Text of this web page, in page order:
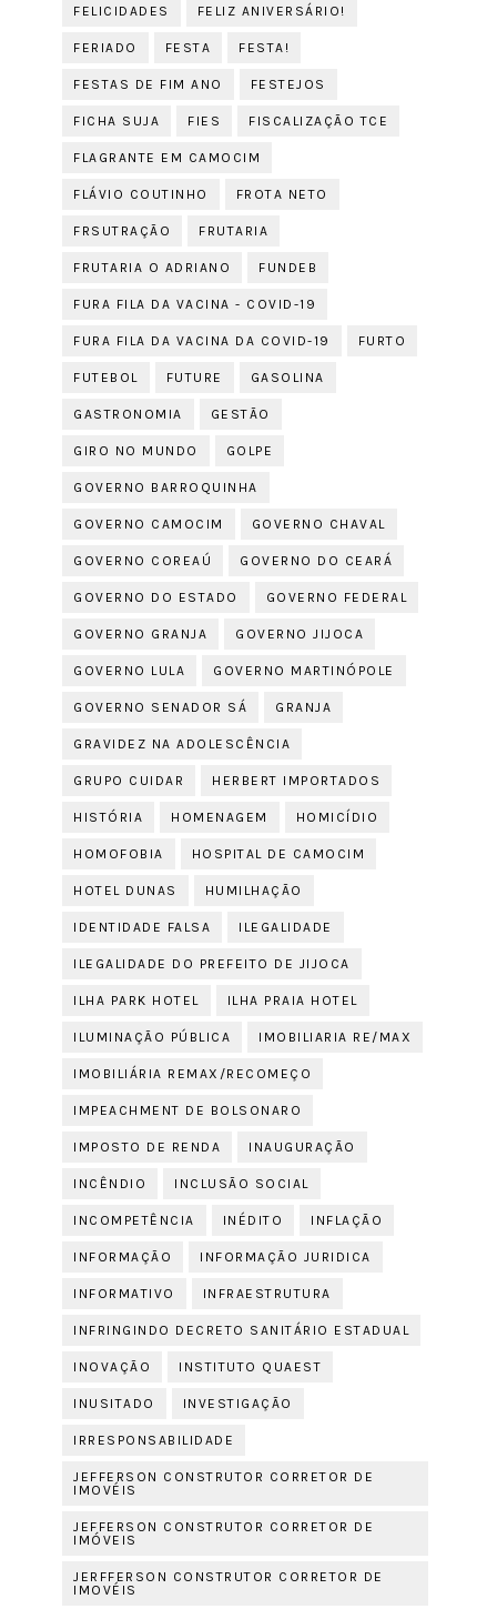
FELICIDADES FELIZ ANIVERSÁRIO!
FERIADO FESTA FESTA!
FESTAS DE FIM ANO FESTEJOS
FICHA SUJA FIES FISCALIZAÇÃO TCE
FLAGRANTE EM CAMOCIM
FLÁVIO COUTINHO FROTA NETO
FRSUTRAÇÃO FRUTARIA
FRUTARIA O ADRIANO FUNDEB
FURA FILA DA VACINA - COVID-19
FURA FILA DA VACINA DA COVID-19 FURTO
FUTEBOL FUTURE GASOLINA
GASTRONOMIA GESTÃO
GIRO NO MUNDO GOLPE
GOVERNO BARROQUINHA
GOVERNO CAMOCIM GOVERNO CHAVAL
GOVERNO COREAÚ GOVERNO DO CEARÁ
GOVERNO DO ESTADO GOVERNO FEDERAL
GOVERNO GRANJA GOVERNO JIJOCA
GOVERNO LULA GOVERNO MARTINÓPOLE
GOVERNO SENADOR SÁ GRANJA
GRAVIDEZ NA ADOLESCÊNCIA
GRUPO CUIDAR HERBERT IMPORTADOS
HISTÓRIA HOMENAGEM HOMICÍDIO
HOMOFOBIA HOSPITAL DE CAMOCIM
HOTEL DUNAS HUMILHAÇÃO
IDENTIDADE FALSA ILEGALIDADE
ILEGALIDADE DO PREFEITO DE JIJOCA
ILHA PARK HOTEL ILHA PRAIA HOTEL
ILUMINAÇÃO PÚBLICA IMOBILIARIA RE/MAX
IMOBILIÁRIA REMAX/RECOMEÇO
IMPEACHMENT DE BOLSONARO
IMPOSTO DE RENDA INAUGURAÇÃO
INCÊNDIO INCLUSÃO SOCIAL
INCOMPETÊNCIA INÉDITO INFLAÇÃO
INFORMAÇÃO INFORMAÇÃO JURIDICA
INFORMATIVO INFRAESTRUTURA
INFRINGINDO DECRETO SANITÁRIO ESTADUAL
INOVAÇÃO INSTITUTO QUAEST
INUSITADO INVESTIGAÇÃO
IRRESPONSABILIDADE
JEFFERSON CONSTRUTOR CORRETOR DE
IMOVÉIS
JEFFERSON CONSTRUTOR CORRETOR DE
IMÓVEIS
JERFFERSON CONSTRUTOR CORRETOR DE
IMOVÉIS